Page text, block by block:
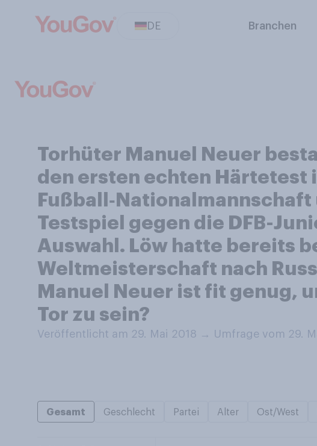
DE Branchen
Torhüter Manuel Neuer
den ersten echten Härtetest
Testspiel gegen die DFB-
Auswahl. Löw hatte bereits
Weltmeisterschaft nach
Manuel Neuer ist fit genug,
Tor zu sein?
Veröffentlicht am 29. Mai 2018 → Umfrage vom 29.
Gesamt Geschlecht Partei Alter Ost/West